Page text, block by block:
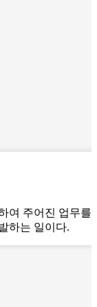
여 주어진 업무를
하는 일이다.